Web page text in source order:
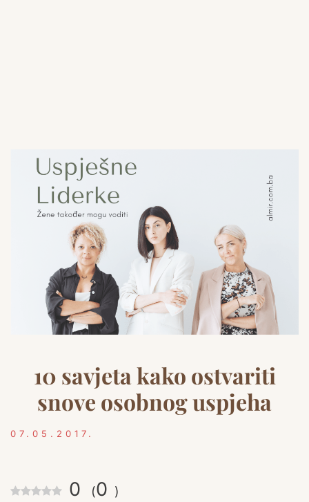
10 savjeta kako ostvariti
snove osobnog uspjeha
07.05.2017.
0 (0 )